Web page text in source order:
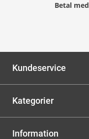
Betal med
Kundeservice
Kategorier
Information